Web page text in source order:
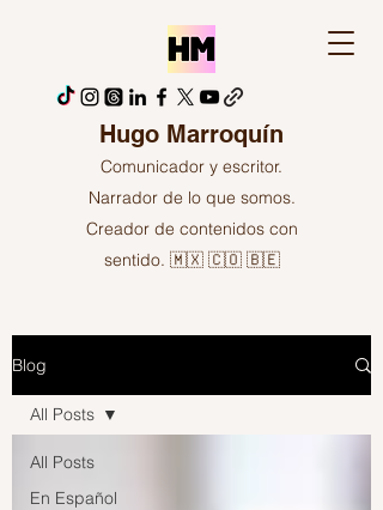
Hugo Marroquín
Comunicador y escritor.
Narrador de lo que somos.
Creador de contenidos con
sentido. 🇲🇽 🇨🇴 🇧🇪
Blog
All Posts
En Español
All Posts